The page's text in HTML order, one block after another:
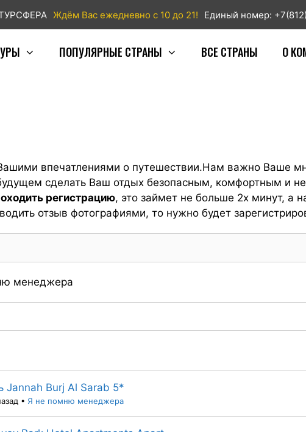
ТУРСФЕРА Ждём Вас ежедневно с 10 до 21! Единый номер: +7(812)
ПОПУЛЯРНЫЕ СТРАНЫ ВСЕ СТРАНЫ О
впечатлениями о путешествии.Нам важно Ваше
сделать Ваш отдых безопасным, комфортным и
регистрацию, это займет не больше 2х минут, а
отзыв фотографиями, то нужно будет
менеджера
Jannah Burj Al Sarab 5*
• Я не помню менеджера